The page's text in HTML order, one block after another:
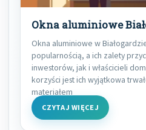
Okna aluminiowe
Okna aluminiowe w
popularnością, a ich zalety
inwestorów, jak i właścicieli
korzyści jest ich wyjątkowa
materiałem
CZYTAJ WIĘCEJ